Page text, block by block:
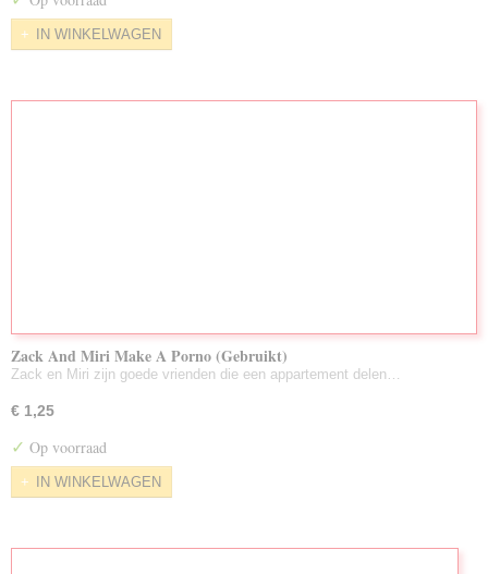
IN WINKELWAGEN
Zack And Miri Make A Porno (Gebruikt)
Zack en Miri zijn goede vrienden die een appartement delen…
€ 1,25
✓ Op voorraad
IN WINKELWAGEN